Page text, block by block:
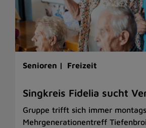
Senioren | Freizeit
Singkreis Fidelia sucht
Gruppe trifft sich immer
Mehrgenerationentreff